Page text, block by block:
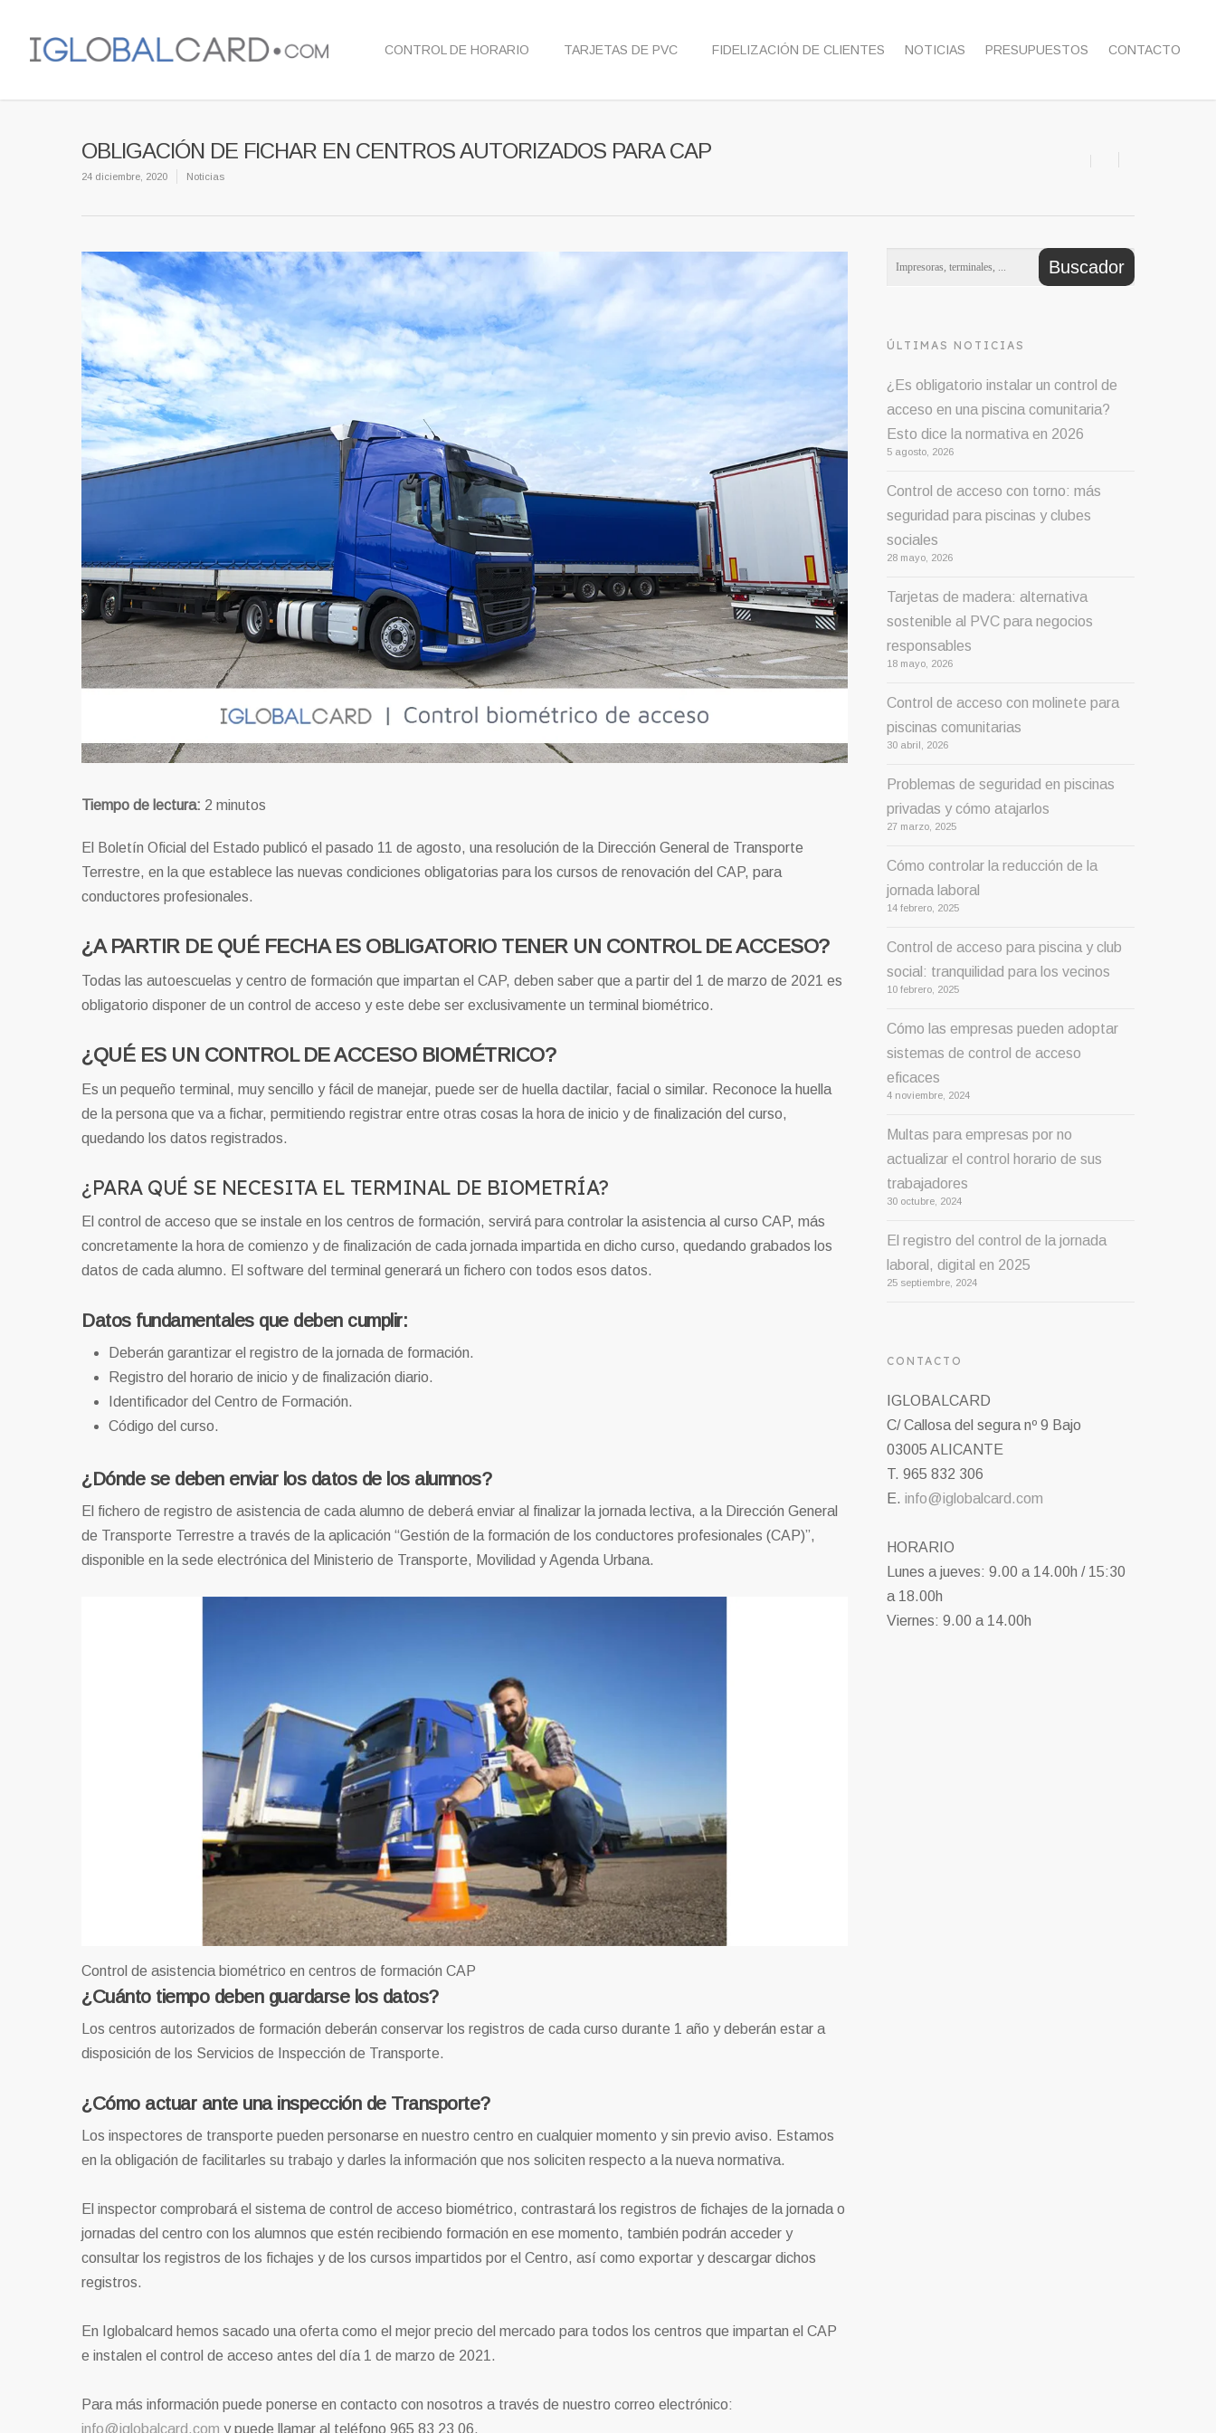
CONTROL DE HORARIO TARJETAS DE PVC FIDELIZACIÓN DE CLIENTES NOTICIAS PRESUPUESTOS CONTACTO
OBLIGACIÓN DE FICHAR EN CENTROS AUTORIZADOS PARA CAP
24 diciembre, 2020 Noticias
Tiempo de lectura: 2 minutos
El Boletín Oficial del Estado publicó el pasado 11 de agosto, una resolución de la Dirección General de Transporte
Terrestre, en la que establece las nuevas condiciones obligatorias para los cursos de renovación del CAP, para
conductores profesionales.
¿A PARTIR DE QUÉ FECHA ES OBLIGATORIO TENER UN CONTROL DE ACCESO?
Todas las autoescuelas y centro de formación que impartan el CAP, deben saber que a partir del 1 de marzo de 2021 es
obligatorio disponer de un control de acceso y este debe ser exclusivamente un terminal biométrico.
¿QUÉ ES UN CONTROL DE ACCESO BIOMÉTRICO?
Es un pequeño terminal, muy sencillo y fácil de manejar, puede ser de huella dactilar, facial o similar. Reconoce la huella
de la persona que va a fichar, permitiendo registrar entre otras cosas la hora de inicio y de finalización del curso,
quedando los datos registrados.
¿PARA QUÉ SE NECESITA EL TERMINAL DE BIOMETRÍA?
El control de acceso que se instale en los centros de formación, servirá para controlar la asistencia al curso CAP, más
concretamente la hora de comienzo y de finalización de cada jornada impartida en dicho curso, quedando grabados los
datos de cada alumno. El software del terminal generará un fichero con todos esos datos.
Datos fundamentales que deben cumplir:
Deberán garantizar el registro de la jornada de formación.
Registro del horario de inicio y de finalización diario.
Identificador del Centro de Formación.
Código del curso.
¿Dónde se deben enviar los datos de los alumnos?
El fichero de registro de asistencia de cada alumno de deberá enviar al finalizar la jornada lectiva, a la Dirección General
de Transporte Terrestre a través de la aplicación “Gestión de la formación de los conductores profesionales (CAP)”,
disponible en la sede electrónica del Ministerio de Transporte, Movilidad y Agenda Urbana.
Control de asistencia biométrico en centros de formación CAP
¿Cuánto tiempo deben guardarse los datos?
Los centros autorizados de formación deberán conservar los registros de cada curso durante 1 año y deberán estar a
disposición de los Servicios de Inspección de Transporte.
¿Cómo actuar ante una inspección de Transporte?
Los inspectores de transporte pueden personarse en nuestro centro en cualquier momento y sin previo aviso. Estamos
en la obligación de facilitarles su trabajo y darles la información que nos soliciten respecto a la nueva normativa.
El inspector comprobará el sistema de control de acceso biométrico, contrastará los registros de fichajes de la jornada o
jornadas del centro con los alumnos que estén recibiendo formación en ese momento, también podrán acceder y
consultar los registros de los fichajes y de los cursos impartidos por el Centro, así como exportar y descargar dichos
registros.
En Iglobalcard hemos sacado una oferta como el mejor precio del mercado para todos los centros que impartan el CAP
e instalen el control de acceso antes del día 1 de marzo de 2021.
Para más información puede ponerse en contacto con nosotros a través de nuestro correo electrónico:
info@iglobalcard.com y puede llamar al teléfono 965 83 23 06.
ÚLTIMAS NOTICIAS
¿Es obligatorio instalar un control de
acceso en una piscina comunitaria?
Esto dice la normativa en 2026
5 agosto, 2026
Control de acceso con torno: más
seguridad para piscinas y clubes
sociales
28 mayo, 2026
Tarjetas de madera: alternativa
sostenible al PVC para negocios
responsables
18 mayo, 2026
Control de acceso con molinete para
piscinas comunitarias
30 abril, 2026
Problemas de seguridad en piscinas
privadas y cómo atajarlos
27 marzo, 2025
Cómo controlar la reducción de la
jornada laboral
14 febrero, 2025
Control de acceso para piscina y club
social: tranquilidad para los vecinos
10 febrero, 2025
Cómo las empresas pueden adoptar
sistemas de control de acceso
eficaces
4 noviembre, 2024
Multas para empresas por no
actualizar el control horario de sus
trabajadores
30 octubre, 2024
El registro del control de la jornada
laboral, digital en 2025
25 septiembre, 2024
CONTACTO
IGLOBALCARD
C/ Callosa del segura nº 9 Bajo
03005 ALICANTE
T. 965 832 306
E.info@iglobalcard.com
HORARIO
Lunes a jueves: 9.00 a 14.00h / 15:30
a 18.00h
Viernes: 9.00 a 14.00h